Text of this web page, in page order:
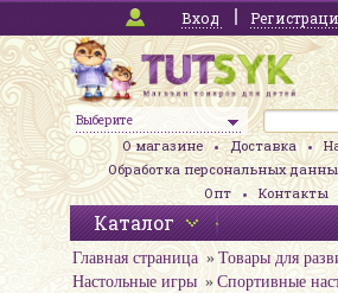
Вход
Выберите
О магазине Доставка
Обработка персональных
Опт
Контакты
Каталог
Главная страница
Товары для
Настольные игры
Спортивные